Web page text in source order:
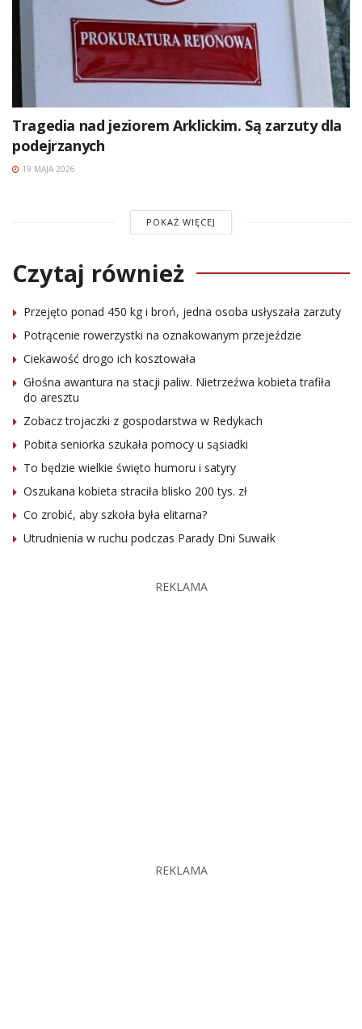
Tragedia nad jeziorem Arklickim. Są zarzuty dla
podejrzanych
19 MAJA 2026
POKAŻ WIĘCEJ
Czytaj również
Przejęto ponad 450 kg i broń, jedna osoba usłyszała zarzuty
Potrącenie rowerzystki na oznakowanym przejeździe
Ciekawość drogo ich kosztowała
Głośna awantura na stacji paliw. Nietrzeźwa kobieta trafiła
do aresztu
Zobacz trojaczki z gospodarstwa w Redykach
Pobita seniorka szukała pomocy u sąsiadki
To będzie wielkie święto humoru i satyry
Oszukana kobieta straciła blisko 200 tys. zł
Co zrobić, aby szkoła była elitarna?
Utrudnienia w ruchu podczas Parady Dni Suwałk
REKLAMA
REKLAMA